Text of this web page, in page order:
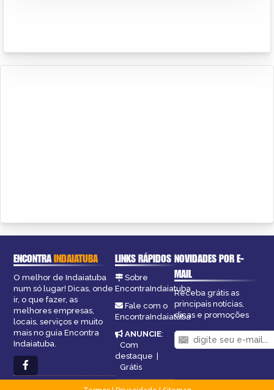
ENCONTRAINDAIATUBA
O melhor de Indaiatuba
num só lugar! Dicas, onde
ir, o que fazer, as
melhores empresas,
locais, serviços e muito
mais no guia Encontra
Indaiatuba.
LINKS RÁPIDOS
Sobre
EncontraIndaiatuba
Fale com o
EncontraIndaiatuba
ANUNCIE:
Com
destaque |
Grátis
NOVIDADES POR E-
MAIL
Receba grátis as
principais notícias,
dicas e promoções